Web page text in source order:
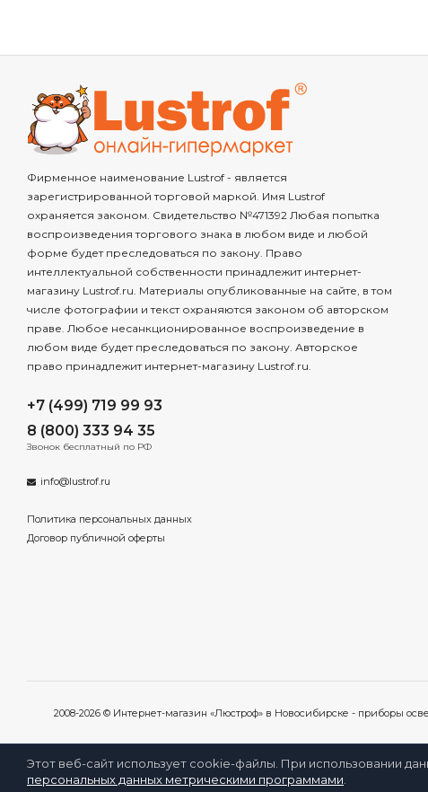
Фирменное наименование Lustrof - является
зарегистрированной торговой маркой. Имя Lustrof
охраняется законом. Свидетельство №471392 Любая попытка
воспроизведения торгового знака в любом виде и любой
форме будет преследоваться по закону. Право
интеллектуальной собственности принадлежит интернет-
магазину Lustrof.ru. Материалы опубликованные на сайте, в том
числе фотографии и текст охраняются законом об авторском
праве. Любое несанкционированное воспроизведение в
любом виде будет преследоваться по закону. Авторское
право принадлежит интернет-магазину Lustrof.ru.
+7 (499) 719 99 93
8 (800) 333 94 35
Звонок бесплатный по РФ
info@lustrof.ru
Политика персональных данных
Договор публичной оферты
2008-2026 © Интернет-магазин «Люстроф» в Новосибирске - приборы
Этот веб-сайт использует cookie-файлы. При использовании
персональных данных метрическими программами